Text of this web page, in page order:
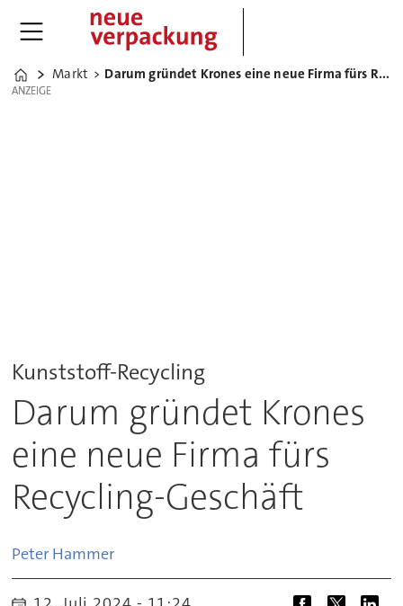
Home
Markt Darum gründet Krones eine neue Firma fürs Recycling-Geschäft
ANZEIGE
ANZEIGE
Kunststoff-Recycling
Darum gründet Krones
eine neue Firma fürs
Recycling-Geschäft
Peter Hammer